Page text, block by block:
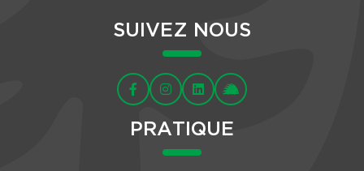
SUIVEZ NOUS
PRATIQUE